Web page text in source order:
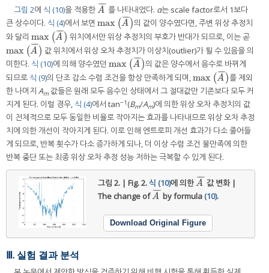
그림 2에 식 (10)을 적용한 A
¯¯
¯
A¯ 를 나타내었다. α는 scale factor로서 1보다
큰 상수이다. 식 (4)에서 보면 max (A
¯¯
¯ )
max( A¯)
의 값이 양수였다면, 주변 위상 추정치
와 달리 max (A
¯¯
¯ )
max( A¯) 위치에서만 위상 추정치의 부호가 반대가 되므로, 이는 곧
max (A
¯¯
¯ )
max( A¯)
값 위치에서 위상 오차 추정치가 이상치(outlier)가 될 수 있음을 의
미한다. 식 (10)에 의해 양수였던 max (A
¯¯
¯ )
max( A¯)
의 값은 양수에서 음수로 바뀌게
되므로 식 (9)의 단조 감소 수렴 조건을 항상 만족하게 되며,max (A
¯¯
¯ )
max( A¯)
를 제외
한 나머지 Am 값들은 원래 모두 음수인 상태에서 그 절대값만 기존보다 모두 커
지게 된다. 이럴 경우, 식 (4)에서 tan−1 (Bm/Am)에 의한 위상 오차 추정치의 값
이 전체적으로 모두 동일한 비율로 작아지는 효과를 나타내므로 위상 오차 추정
치에 의한 개선이 작아지게 된다. 이로 인해 엔트로피 개선 효과가 다소 줄어들
게 되므로, 반복 횟수가 다소 증가하게 되나, 더 이상 수렴 조건 불만족에 의한
반복 중단 또는 최종 위상 오차 추정 성능 저하는 극복할 수 있게 된다.
그림 2. | Fig. 2.식 (10)에 의한A
¯¯
¯
A¯ 값 변화 |
The change ofA
¯¯
¯
A¯ by formula (10).
Download Original Figure
Ⅲ. 실험 결과 분석